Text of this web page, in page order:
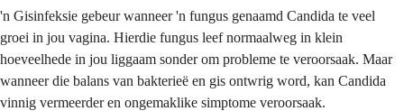
'n Gisinfeksie gebeur wanneer 'n fungus genaamd Candida te veel
groei in jou vagina. Hierdie fungus leef normaalweg in klein
hoeveelhede in jou liggaam sonder om probleme te veroorsaak. Maar
wanneer die balans van bakterieë en gis ontwrig word, kan Candida
vinnig vermeerder en ongemaklike simptome veroorsaak.